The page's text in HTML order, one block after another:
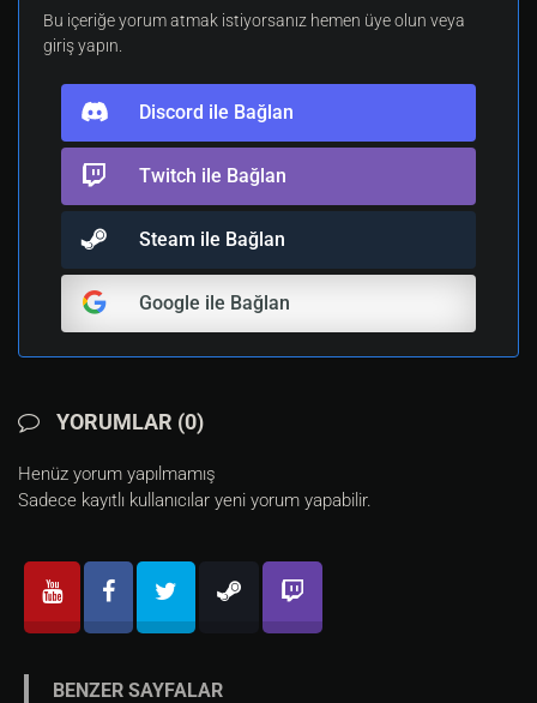
Bu içeriğe yorum atmak istiyorsanız hemen üye olun veya
giriş yapın.
Discord ile Bağlan
Twitch ile Bağlan
Steam ile Bağlan
Google ile Bağlan
YORUMLAR (0)
Henüz yorum yapılmamış
Sadece kayıtlı kullanıcılar yeni yorum yapabilir.
BENZER SAYFALAR